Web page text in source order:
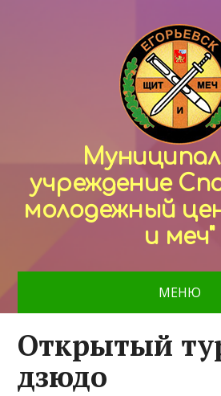
учреждение
молодежный
и меч"
МЕНЮ
Открытый
дзюдо